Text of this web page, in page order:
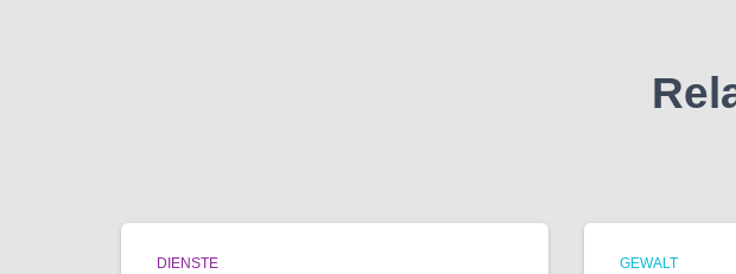
DIENSTE GEWALT